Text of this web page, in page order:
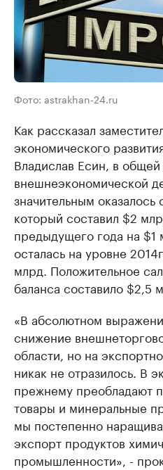
Фото: astrakhan-24.ru
Как рассказал
экономического
Владислав Есин, в общей
внешнеэкономической
значительным
который составил $2
предыдущего года на $1
осталась на уровне
млрд. Положительное
баланса составило $2,5
«В абсолютном
снижение
области, но на
никак не отразилось. В
прежнему преобладают
товары и минеральные
мы постепенно
экспорт продуктов
промышленности», -